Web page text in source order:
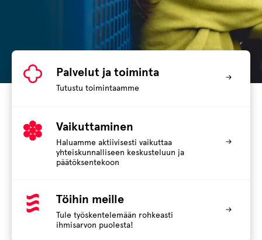
Palvelut ja toiminta
Tutustu toimintaamme
Vaikuttaminen
Haluamme aktiivisesti vaikuttaa
yhteiskunnalliseen keskusteluun ja
päätöksentekoon
Töihin meille
Tule työskentelemään rohkeasti
ihmisarvon puolesta!